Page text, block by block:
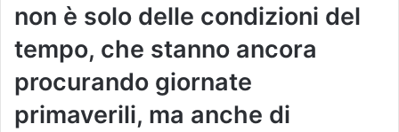
non è solo delle condizioni del
tempo, che stanno ancora
procurando giornate
primaverili, ma anche di